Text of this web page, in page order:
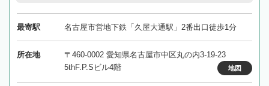
最寄駅 名古屋市営地下鉄「久屋大通駅」2番出口徒歩1分
所在地
〒460-0002 愛知県名古屋市中区丸の内3-19-23
5thF.P.Sビル4階
地図